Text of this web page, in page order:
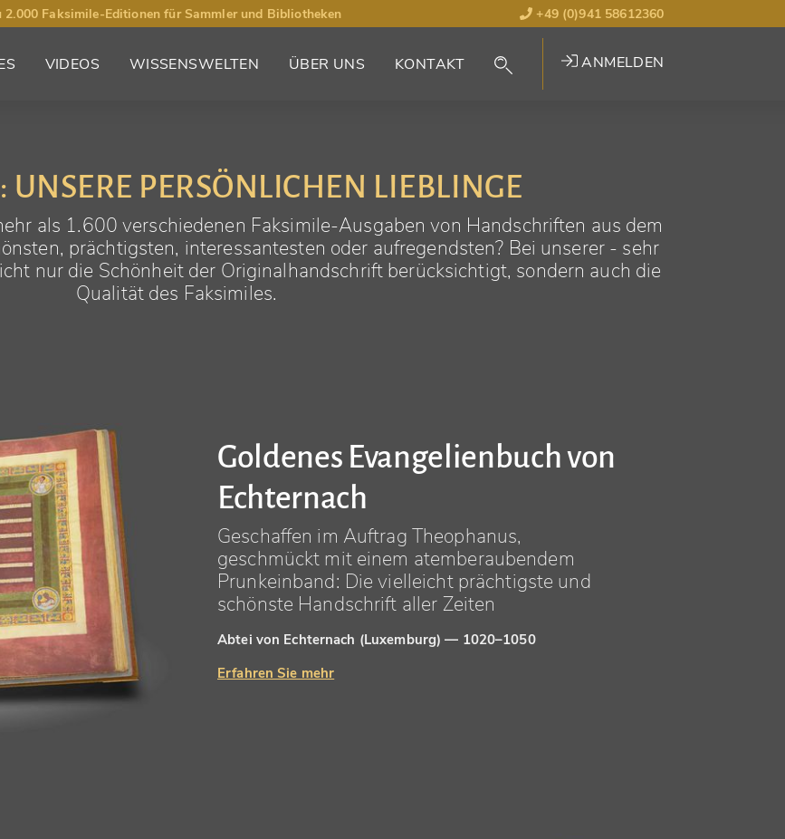
2.000 Faksimile-Editionen für Sammler und Bibliotheken +49 (0)941 58612360
VIDEOS WISSENSWELTEN ÜBER UNS KONTAKT ANMELDEN
UNSERE PERSÖNLICHEN LIEBLINGE
als 1.600 verschiedenen Faksimile-Ausgaben von Handschriften aus dem
prächtigsten, interessantesten oder aufregendsten? Bei unserer - sehr
nur die Schönheit der Originalhandschrift berücksichtigt, sondern auch die
Qualität des Faksimiles.
Goldenes Evangelienbuch von
Echternach
Geschaffen im Auftrag Theophanus,
geschmückt mit einem atemberaubendem
Prunkeinband: Die vielleicht prächtigste und
schönste Handschrift aller Zeiten
Abtei von Echternach (Luxemburg) — 1020–1050
Erfahren Sie mehr